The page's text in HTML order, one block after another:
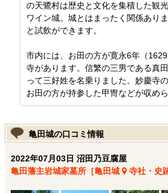
の天鷺村は歴史と文化を集積した観
ワイン城。城とはまったく関係あり
と試飲ができます。
市内には、お田の方が寛永6年（
寺があります。信繁の三男である真
って三好姓を名乗りました。妙慶寺
お田の方が持参した甲冑などが収めら
亀田城の口コミ情報
2022年07月03日 沼田乃豆腐屋
亀田藩主岩城家墓所［亀田城
寺社・史